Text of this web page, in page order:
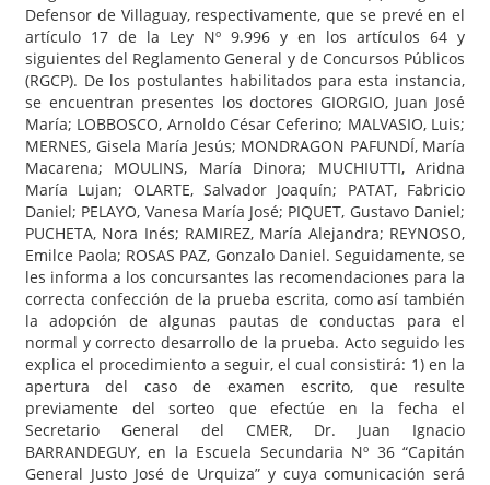
Defensor de Villaguay, respectivamente, que se prevé en el
artículo 17 de la Ley Nº 9.996 y en los artículos 64 y
siguientes del Reglamento General y de Concursos Públicos
(RGCP). De los postulantes habilitados para esta instancia,
se encuentran presentes los doctores GIORGIO, Juan José
María; LOBBOSCO, Arnoldo César Ceferino; MALVASIO, Luis;
MERNES, Gisela María Jesús; MONDRAGON PAFUNDÍ, María
Macarena; MOULINS, María Dinora; MUCHIUTTI, Aridna
María Lujan; OLARTE, Salvador Joaquín; PATAT, Fabricio
Daniel; PELAYO, Vanesa María José; PIQUET, Gustavo Daniel;
PUCHETA, Nora Inés; RAMIREZ, María Alejandra; REYNOSO,
Emilce Paola; ROSAS PAZ, Gonzalo Daniel. Seguidamente, se
les informa a los concursantes las recomendaciones para la
correcta confección de la prueba escrita, como así también
la adopción de algunas pautas de conductas para el
normal y correcto desarrollo de la prueba. Acto seguido les
explica el procedimiento a seguir, el cual consistirá: 1) en la
apertura del caso de examen escrito, que resulte
previamente del sorteo que efectúe en la fecha el
Secretario General del CMER, Dr. Juan Ignacio
BARRANDEGUY, en la Escuela Secundaria Nº 36 “Capitán
General Justo José de Urquiza” y cuya comunicación será